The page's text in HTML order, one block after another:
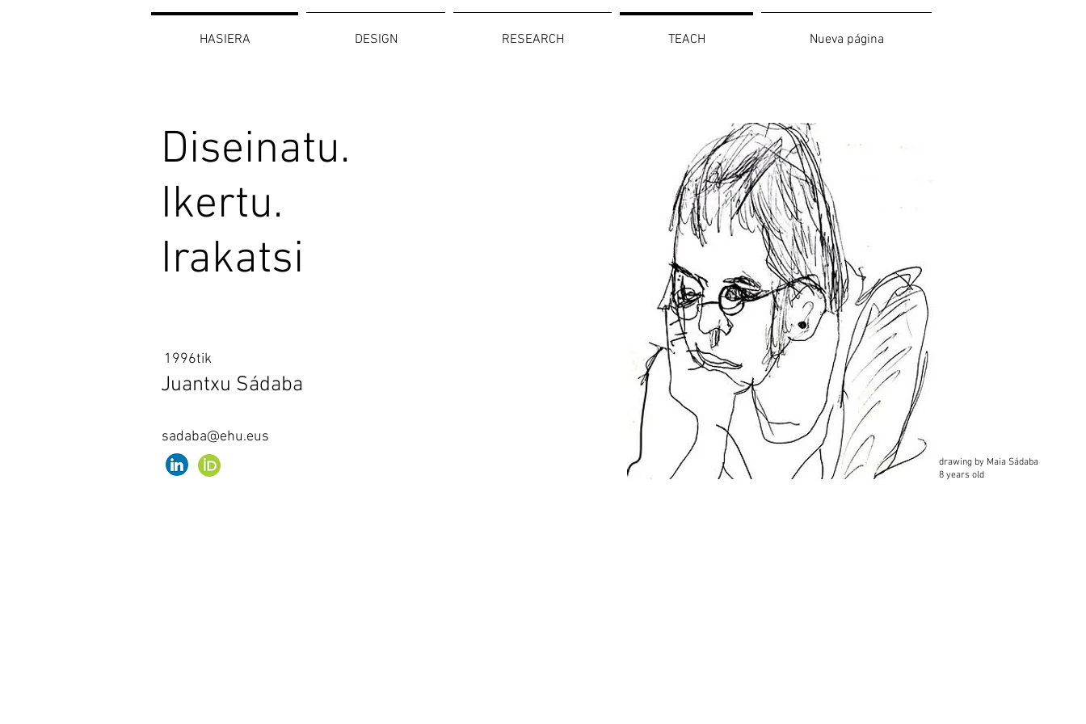
HASIERA DESIGN RESEARCH TEACH Nueva página
Diseinatu.
Ikertu.
Irakatsi
Juantxu Sádaba
1996tik
drawing by Maia Sádaba
8 years old
sadaba@ehu.eus